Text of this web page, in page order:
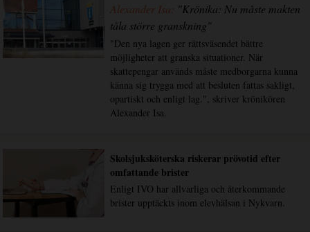
Alexander Isa: "Krönika: Nu måste makten
tåla större granskning"
"Den nya lagen ger rättsväsendet bättre
möjligheter att granska situationer. När
skattepengar används måste medborgarna kunna
känna sig trygga med att besluten fattas sakligt,
opartiskt och enligt lag.", skriver krönikören
Alexander Isa.
Skolsjuksköterska riskerar prövotid efter
omfattande brister
Enligt IVO har allvarliga och återkommande
brister upptäckts inom elevhälsan i Nykvarn.